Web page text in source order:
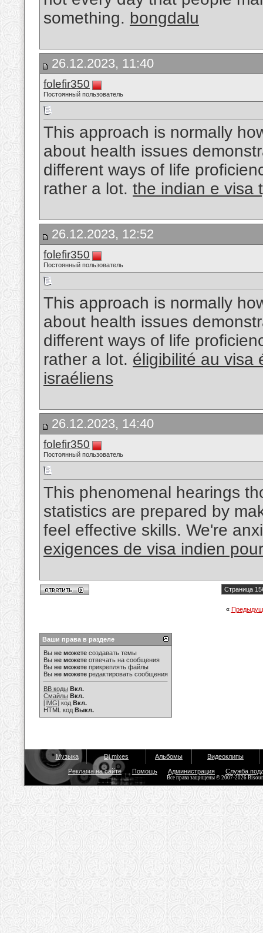
something. bongdalu
26.12.2023, 11:40
folefir350
Постоянный пользователь
This approach is normally
about health issues
different ways of life
rather a lot. the indian e visa
26.12.2023, 12:52
folefir350
Постоянный пользователь
This approach is normally
about health issues
different ways of life
rather a lot. éligibilité au visa
israéliens
26.12.2023, 14:40
folefir350
Постоянный пользователь
This phenomenal hearings
statistics are prepared by
feel effective skills. We're
exigences de visa indien
Страница
«
Ваши права в разделе
Вы не можете создавать темы
Вы не можете отвечать на сообщения
Вы не можете прикреплять файлы
Вы не можете редактировать сообщения
BB коды Вкл.
Смайлы Вкл.
[IMG] код Вкл.
HTML код Выкл.
Музыка Dj mixes Альбомы Видеоклипы
Реклама на сайте Помощь Администрация Служба
Все права защищены © 2007-2026